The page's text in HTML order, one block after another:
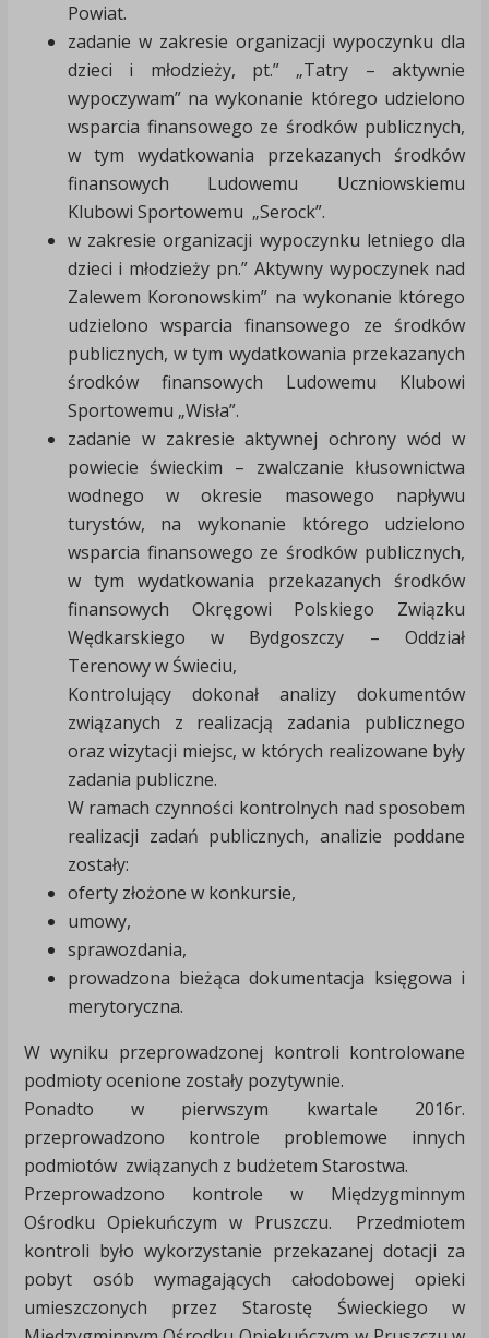
Powiat.
zadanie w zakresie organizacji wypoczynku dla
dzieci i młodzieży, pt.” „Tatry – aktywnie
wypoczywam” na wykonanie którego udzielono
wsparcia finansowego ze środków publicznych,
w tym wydatkowania przekazanych środków
finansowych Ludowemu Uczniowskiemu
Klubowi Sportowemu „Serock”.
w zakresie organizacji wypoczynku letniego dla
dzieci i młodzieży pn.” Aktywny wypoczynek nad
Zalewem Koronowskim” na wykonanie którego
udzielono wsparcia finansowego ze środków
publicznych, w tym wydatkowania przekazanych
środków finansowych Ludowemu Klubowi
Sportowemu „Wisła”.
zadanie w zakresie aktywnej ochrony wód w
powiecie świeckim – zwalczanie kłusownictwa
wodnego w okresie masowego napływu
turystów, na wykonanie którego udzielono
wsparcia finansowego ze środków publicznych,
w tym wydatkowania przekazanych środków
finansowych Okręgowi Polskiego Związku
Wędkarskiego w Bydgoszczy – Oddział
Terenowy w Świeciu,
Kontrolujący dokonał analizy dokumentów
związanych z realizacją zadania publicznego
oraz wizytacji miejsc, w których realizowane były
zadania publiczne.
W ramach czynności kontrolnych nad sposobem
realizacji zadań publicznych, analizie poddane
zostały:
oferty złożone w konkursie,
umowy,
sprawozdania,
prowadzona bieżąca dokumentacja księgowa i
merytoryczna.
W wyniku przeprowadzonej kontroli kontrolowane
podmioty ocenione zostały pozytywnie.
Ponadto w pierwszym kwartale 2016r.
przeprowadzono kontrole problemowe innych
podmiotów związanych z budżetem Starostwa.
Przeprowadzono kontrole w Międzygminnym
Ośrodku Opiekuńczym w Pruszczu. Przedmiotem
kontroli było wykorzystanie przekazanej dotacji za
pobyt osób wymagających całodobowej opieki
umieszczonych przez Starostę Świeckiego w